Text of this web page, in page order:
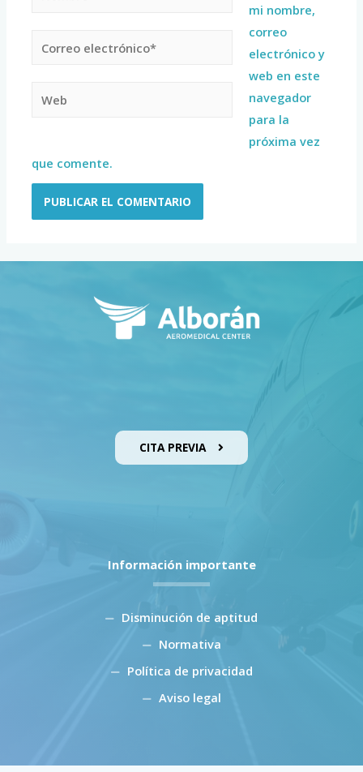
mi nombre,
correo
electrónico y
web en este
navegador
para la
próxima vez
que comente.
CITA PREVIA
Información importante
Disminución de aptitud
Normativa
Política de privacidad
Aviso legal